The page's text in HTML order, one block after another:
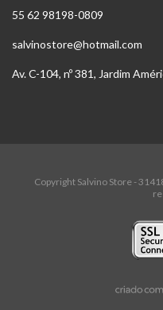
55 62 98198-0809
salvinostore@hotmail.com
Av. C-104, nº 381, Jardim
Copyright Salvino Store -